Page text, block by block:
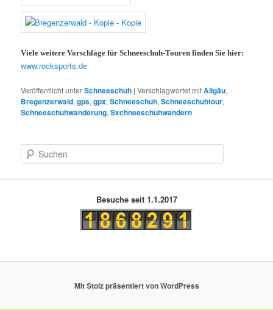
Viele weitere Vorschläge für Schneeschuh-Touren finden Siehier:
www.rocksports.de
Veröffentlicht unterSchneeschuh |Verschlagwortet mitAllgäu,
Bregenzerwald,gps,gpx,Schneeschuh,Schneeschuhtour,
Schneeschuhwanderung,Sxchneeschuhwandern
u
Besuche seit 1.1.2017
Mit Stolz präsentiert von WordPress